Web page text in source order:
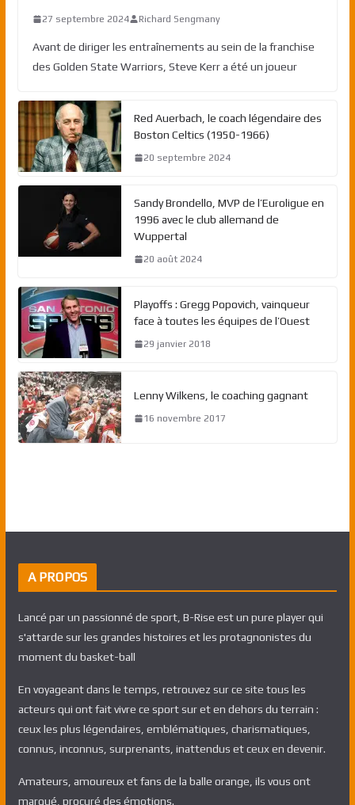
27 septembre 2024 Richard Sengmany
Avant de diriger les entraînements au sein de la franchise
des Golden State Warriors, Steve Kerr a été un joueur
Red Auerbach, le coach légendaire des
Boston Celtics (1950-1966)
20 septembre 2024
Sandy Brondello, MVP de l’Euroligue en
1996 avec le club allemand de
Wuppertal
20 août 2024
Playoffs : Gregg Popovich, vainqueur
face à toutes les équipes de l’Ouest
29 janvier 2018
Lenny Wilkens, le coaching gagnant
16 novembre 2017
A PROPOS
Lancé par un passionné de sport, B-Rise est un pure player qui
s'attarde sur les grandes histoires et les protagnonistes du
moment du basket-ball
En voyageant dans le temps, retrouvez sur ce site tous les
acteurs qui ont fait vivre ce sport sur et en dehors du terrain :
ceux les plus légendaires, emblématiques, charismatiques,
connus, inconnus, surprenants, inattendus et ceux en devenir.
Amateurs, amoureux et fans de la balle orange, ils vous ont
marqué, procuré des émotions.